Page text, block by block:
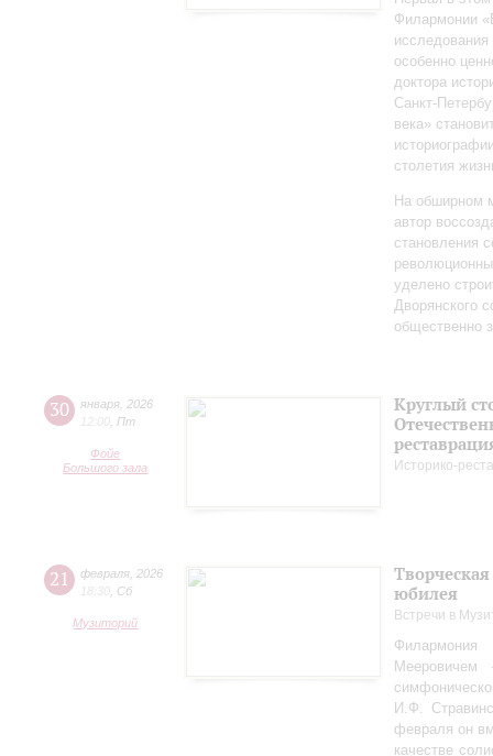
Филармонии
особенно
доктора
века»
столетия
На обширном
автор
становления
уделено
Дворянского
общественно
30 января 2026
Пт
Фойе
Большого зала
Круглый
Историко-
21 февраля 2026
18:30
Сб
Музиторий
юбилея
Встречи в
Мееровичем
И.Ф.
февраля он
качестве